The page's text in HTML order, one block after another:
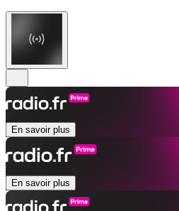
En savoir plus
En savoir plus